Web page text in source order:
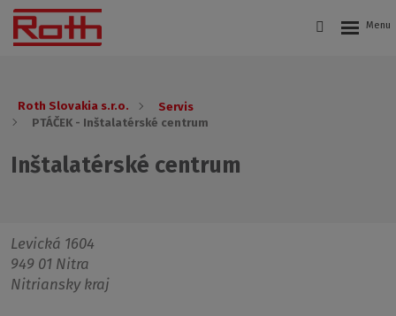
Roth Slovakia s.r.o.
Servis
PTÁČEK - Inštalatérské centrum
Inštalatérské centrum
Levická 1604
949 01 Nitra
Nitriansky kraj